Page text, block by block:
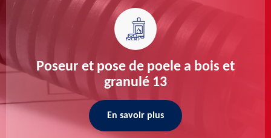
Poseur et pose de poele a bois et
granulé 13
En savoir plus